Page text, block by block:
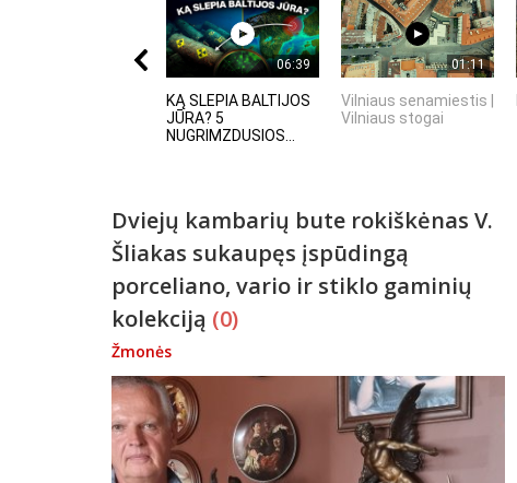
06:39
KĄ SLEPIA BALTIJOS
JŪRA? 5
NUGRIMZDUSIOS...
01:11
Vilniaus senamiestis |
Vilniaus stogai
Dviejų kambarių bute rokiškėnas V.
Šliakas sukaupęs įspūdingą
porceliano, vario ir stiklo gaminių
kolekciją (0)
Žmonės